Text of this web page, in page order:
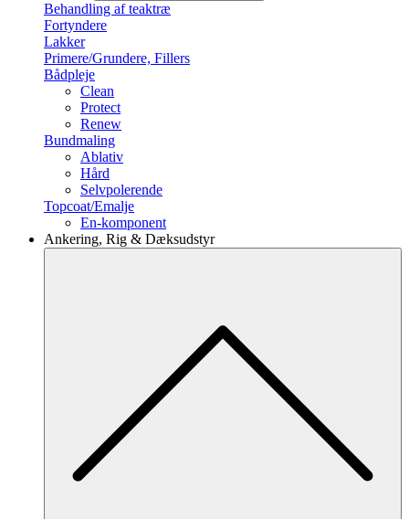
Behandling af teaktræ
Fortyndere
Lakker
Primere/Grundere, Fillers
Bådpleje
Clean
Protect
Renew
Bundmaling
Ablativ
Hård
Selvpolerende
Topcoat/Emalje
En-komponent
Ankering, Rig & Dæksudstyr